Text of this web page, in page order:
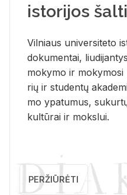
istorijos
Vil­niaus uni­ver­si­te­to
do­ku­men­tai,
mo­ky­mo ir
rių ir stu­den­tų
mo ypa­tu­mus,
kul­tū­rai ir moks­lui.
PERŽIŪRĖTI